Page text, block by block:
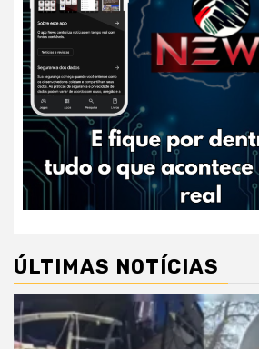
ÚLTIMAS NOTÍCIAS